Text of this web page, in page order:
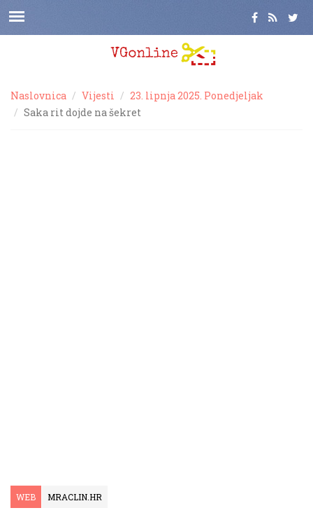
Naslovnica Vijesti
23. lipnja 2025. Ponedjeljak
Saka rit dojde na šekret
WEB MRACLIN.HR